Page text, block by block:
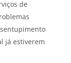
de
já estiverem